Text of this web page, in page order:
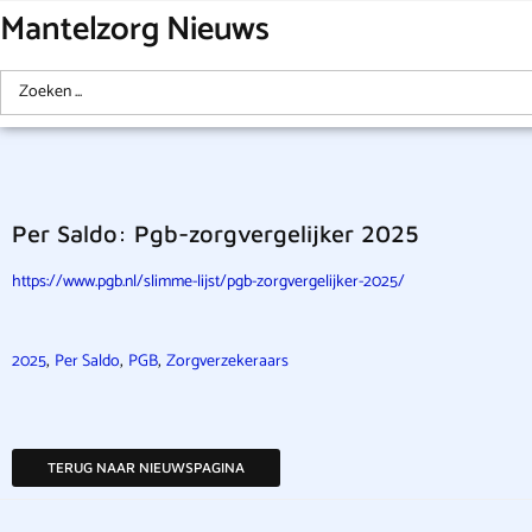
Mantelzorg Nieuws
Per Saldo: Pgb-zorgvergelijker 2025
https://www.pgb.nl/slimme-lijst/pgb-zorgvergelijker-2025/
2025, Per Saldo, PGB, Zorgverzekeraars
TERUG NAAR NIEUWSPAGINA